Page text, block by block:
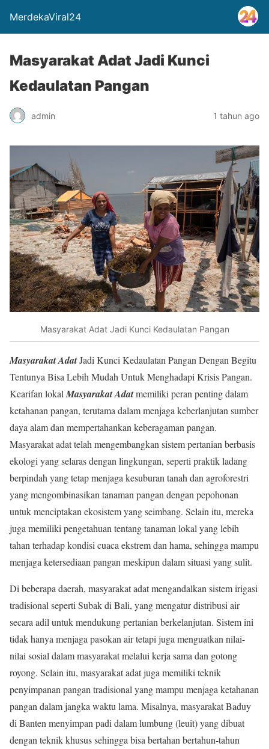
MerdekaViral24
Masyarakat Adat Jadi Kunci
Kedaulatan Pangan
admin 1 tahun ago
Masyarakat Adat Jadi Kunci Kedaulatan Pangan
Masyarakat AdatJadi Kunci Kedaulatan Pangan Dengan Begitu
Tentunya Bisa Lebih Mudah Untuk Menghadapi Krisis Pangan.
Kearifan lokal Masyarakat Adatmemiliki peran penting dalam
ketahanan pangan, terutama dalam menjaga keberlanjutan sumber
daya alam dan mempertahankan keberagaman pangan.
Masyarakat adat telah mengembangkan sistem pertanian berbasis
ekologi yang selaras dengan lingkungan, seperti praktik ladang
berpindah yang tetap menjaga kesuburan tanah dan agroforestri
yang mengombinasikan tanaman pangan dengan pepohonan
untuk menciptakan ekosistem yang seimbang. Selain itu, mereka
juga memiliki pengetahuan tentang tanaman lokal yang lebih
tahan terhadap kondisi cuaca ekstrem dan hama, sehingga mampu
menjaga ketersediaan pangan meskipun dalam situasi yang sulit.
Di beberapa daerah, masyarakat adat mengandalkan sistem irigasi
tradisional seperti Subak di Bali, yang mengatur distribusi air
secara adil untuk mendukung pertanian berkelanjutan. Sistem ini
tidak hanya menjaga pasokan air tetapi juga menguatkan nilai-
nilai sosial dalam masyarakat melalui kerja sama dan gotong
royong. Selain itu, masyarakat adat juga memiliki teknik
penyimpanan pangan tradisional yang mampu menjaga ketahanan
pangan dalam jangka waktu lama. Misalnya, masyarakat Baduy
di Banten menyimpan padi dalam lumbung (leuit) yang dibuat
dengan teknik khusus sehingga bisa bertahan bertahun-tahun